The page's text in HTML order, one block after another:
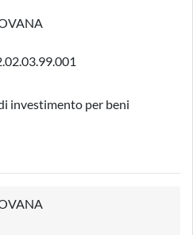
investimento per beni